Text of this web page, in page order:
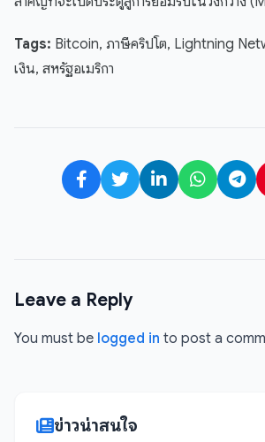
Tags: Bitcoin, ภาษีคริปโต, Lightning
เงิน, สหรัฐอเมริกา
Leave a Reply
You must be logged in to post a
ข่าวน่าสนใจ